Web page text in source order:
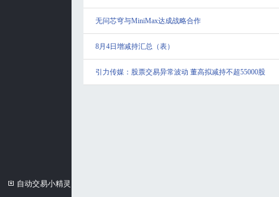
自动交易小精灵
无问芯穹与MiniMax达成战略合作
8月4日增减持汇总（表）
引力传媒：股票交易异常波动 董高拟减持不超55000股